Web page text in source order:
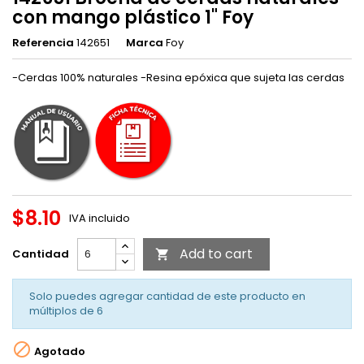
con mango plástico 1" Foy
Referencia 142651 Marca Foy
-Cerdas 100% naturales -Resina epóxica que sujeta las cerdas
$8.10 IVA incluido
Cantidad  Add to cart
Solo puedes agregar cantidad de este producto en
múltiplos de 6
 Agotado